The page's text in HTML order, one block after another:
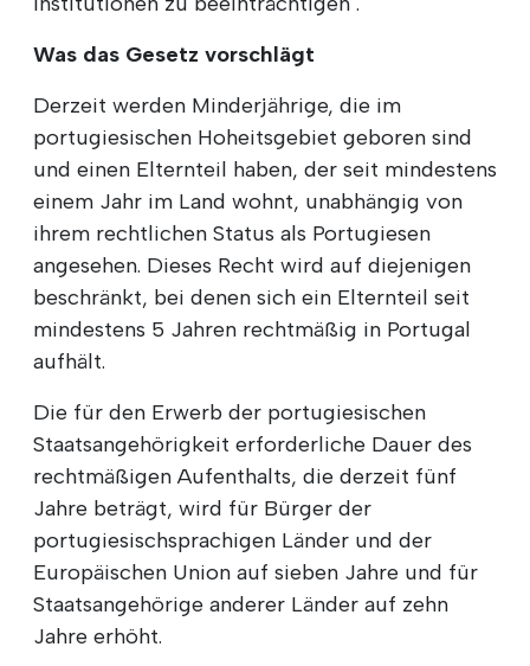
Was das Gesetz vorschlägt
Derzeit werden Minderjährige, die im
portugiesischen Hoheitsgebiet geboren sind
und einen Elternteil haben, der seit mindestens
einem Jahr im Land wohnt, unabhängig von
ihrem rechtlichen Status als Portugiesen
angesehen. Dieses Recht wird auf diejenigen
beschränkt, bei denen sich ein Elternteil seit
mindestens 5 Jahren rechtmäßig in Portugal
aufhält.
Die für den Erwerb der portugiesischen
Staatsangehörigkeit erforderliche Dauer des
rechtmäßigen Aufenthalts, die derzeit fünf
Jahre beträgt, wird für Bürger der
portugiesischsprachigen Länder und der
Europäischen Union auf sieben Jahre und für
Staatsangehörige anderer Länder auf zehn
Jahre erhöht.